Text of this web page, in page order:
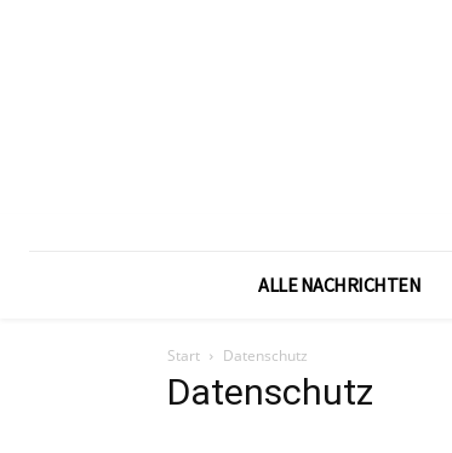
ALLE NACHRICHTEN
Start Datenschutz
Datenschutz